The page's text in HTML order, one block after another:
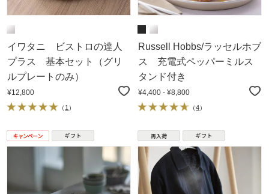
イワタニ ビストロの達人
プラス 基本セット（グリ
ルプレートのみ）
¥12,800
（1）
Russell Hobbs/ラッセルホブ
ス 充電式ペッパーミルス
タンド付き
¥4,400 - ¥8,800
（4）